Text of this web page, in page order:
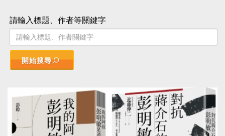
請輸入標題、作者等關鍵字
開始搜尋